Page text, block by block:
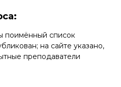
поимённый список
на сайте указано,
преподаватели